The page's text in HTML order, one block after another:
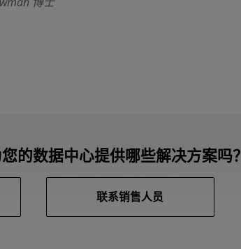
的数据中心提供哪些解决方案吗？
联系销售人员